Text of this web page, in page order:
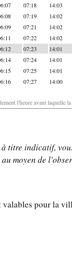
07:18 14:03
07:19 14:02
07:21 14:02
07:22 14:02
07:23 14:01
07:24 14:01
07:25 14:01
07:27 14:00
l'heure avant laquelle
titre indicatif,
moyen de
valables pour la